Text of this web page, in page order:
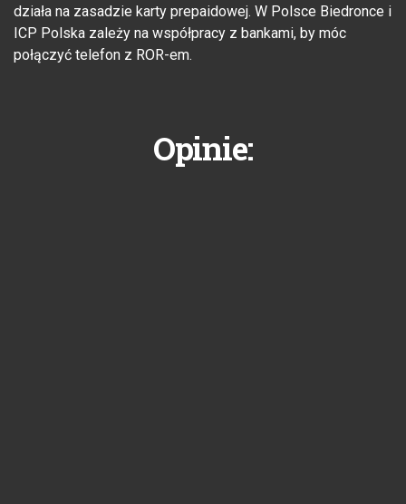
działa na zasadzie karty prepaidowej. W Polsce Biedronce i
ICP Polska zależy na współpracy z bankami, by móc
połączyć telefon z ROR-em.
Opinie: